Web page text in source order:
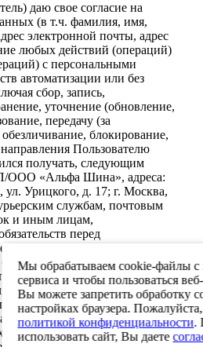
даю свое согласие на
(в т.ч. фамилия, имя,
электронной почты, адрес
любых действий (операций)
с персональными
автоматизации или без
сбор, запись,
уточнение (обновление,
передачу (за
блокирование,
Пользователю
получать, следующим
ООО «Альфа Шина», адреса:
Урицкого, д. 17; г. Москва,
службам, почтовым
и иным лицам,
перед
на передачу в
информационной
данных третьим
реализации целей,
Настоящее согласие
и до достижения целей
Я оставляю за собой право
Мы обрабатываем cookie-файлы с
сервиса и чтобы пользоваться
Вы можете запретить обработку
настройках браузера.
политикой конфиденциальности.
использовать сайт, Вы даете